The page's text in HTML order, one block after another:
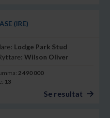
(IRE)
Lodge Park Stud
Wilson Oliver
2 490 000
13
Se resultat